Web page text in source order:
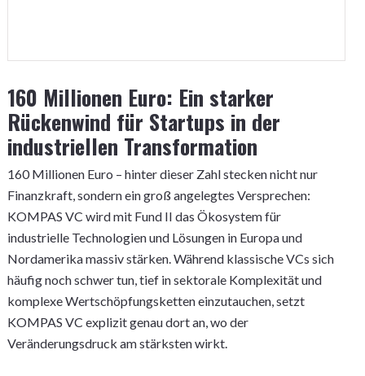
160 Millionen Euro: Ein starker
Rückenwind für Startups in der
industriellen Transformation
160 Millionen Euro – hinter dieser Zahl stecken nicht nur
Finanzkraft, sondern ein groß angelegtes Versprechen:
KOMPAS VC wird mit Fund II das Ökosystem für
industrielle Technologien und Lösungen in Europa und
Nordamerika massiv stärken. Während klassische VCs sich
häufig noch schwer tun, tief in sektorale Komplexität und
komplexe Wertschöpfungsketten einzutauchen, setzt
KOMPAS VC explizit genau dort an, wo der
Veränderungsdruck am stärksten wirkt.